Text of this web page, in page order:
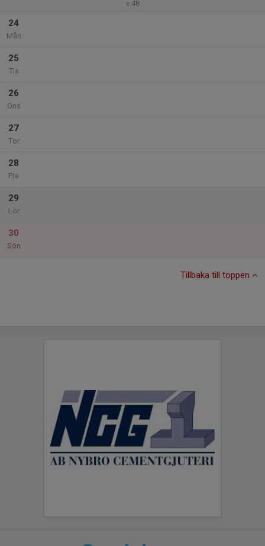
v.48
24
Mån
25
Tis
26
Ons
27
Tor
28
Fre
29
Lör
30
Sön
Tillbaka till toppen